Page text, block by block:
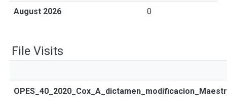
August 2026 0
File Visits